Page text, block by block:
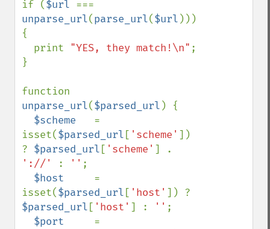
if ($url
unparse_url(parse_url($url )))
{
  print
"YES, they match!\n" ;
}
unparse_url($parsed_url ) {
$scheme =
isset($parsed_url [ 'scheme' ])
? $parsed_url [ 'scheme'
'://'
: '' ;
$host =
isset($parsed_url [ 'host'
$parsed_url [ 'host' ] : '' ;
$port =